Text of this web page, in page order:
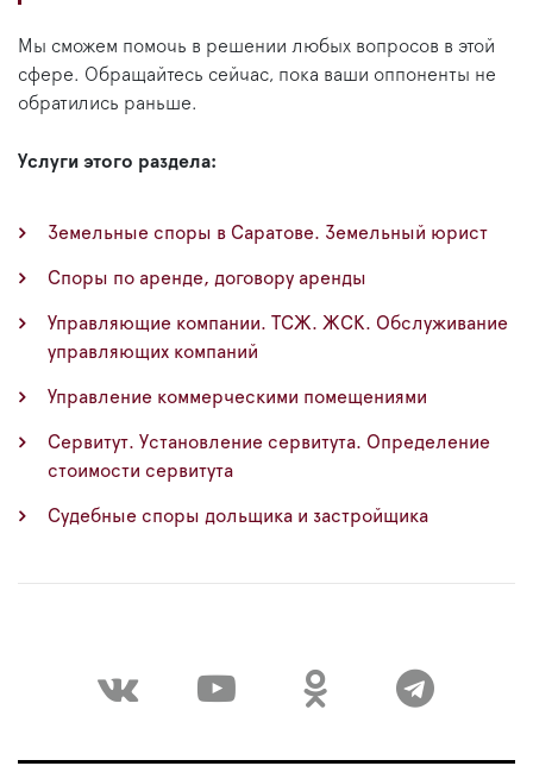
Мы сможем помочь в решении любых вопросов в этой
сфере. Обращайтесь сейчас, пока ваши оппоненты не
обратились раньше.
Услуги этого раздела:
Земельные споры в Саратове. Земельный юрист
Споры по аренде, договору аренды
Управляющие компании. ТСЖ. ЖСК. Обслуживание
управляющих компаний
Управление коммерческими помещениями
Сервитут. Установление сервитута. Определение
стоимости сервитута
Судебные споры дольщика и застройщика